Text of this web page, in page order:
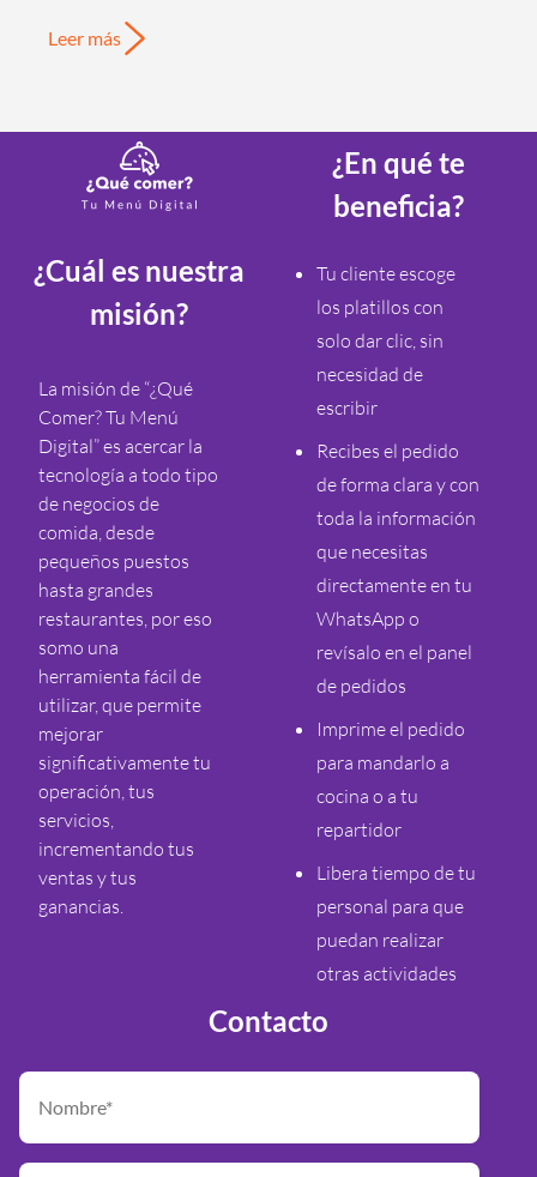
Leer más
¿Cuál es nuestra
misión?
La misión de “¿Qué
Comer? Tu Menú
Digital” es acercar la
tecnología a todo tipo
de negocios de
comida, desde
pequeños puestos
hasta grandes
restaurantes, por eso
somo una
herramienta fácil de
utilizar, que permite
mejorar
significativamente tu
operación, tus
servicios,
incrementando tus
ventas y tus
ganancias.
¿En qué te
beneficia?
Tu cliente escoge
los platillos con
solo dar clic, sin
necesidad de
escribir
Recibes el pedido
de forma clara y con
toda la información
que necesitas
directamente en tu
WhatsApp o
revísalo en el panel
de pedidos
Imprime el pedido
para mandarlo a
cocina o a tu
repartidor
Libera tiempo de tu
personal para que
puedan realizar
otras actividades
Contacto